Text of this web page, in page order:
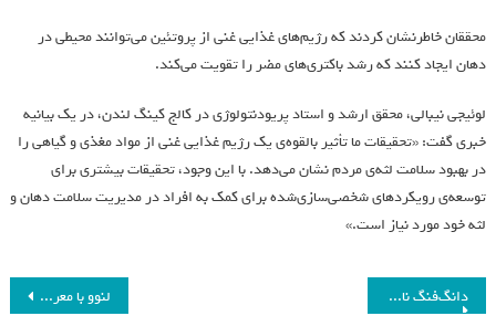
محققان خاطرنشان کردند که رژیم‌های غذایی غنی از پروتئین می‌توانند محیطی در
دهان ایجاد کنند که رشد باکتری‌های مضر را تقویت می‌کند.
لوئیجی نیبالی، محقق ارشد و استاد پریودنتولوژی در کالج کینگ لندن، در یک بیانیه
خبری گفت: «تحقیقات ما تأثیر بالقوه‌ی یک رژیم غذایی غنی از مواد مغذی و گیاهی را
در بهبود سلامت لثه‌ی مردم نشان می‌دهد. با این وجود، تحقیقات بیشتری برای
توسعه‌ی رویکردهای شخصی‌سازی‌شده برای کمک به افراد در مدیریت سلامت دهان و
لثه خود مورد نیاز است.»
لنوو با معرفی Blade 7000P 2025، کامپیوتر گیمینگ قدرتمند را ارائه می‌دهد دانگ‌فنگ نامی 01 EV: هاچ‌بک برقی ارزان‌تر با فناوری پیشرفته